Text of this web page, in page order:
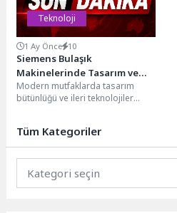
Teknoloji
1 Ay Önce 10
Siemens Bulaşık
Makinelerinde Tasarım ve
Teknoloji Bir Arada
Modern mutfaklarda tasarım
bütünlüğü ve ileri teknolojiler
Tüm Kategoriler